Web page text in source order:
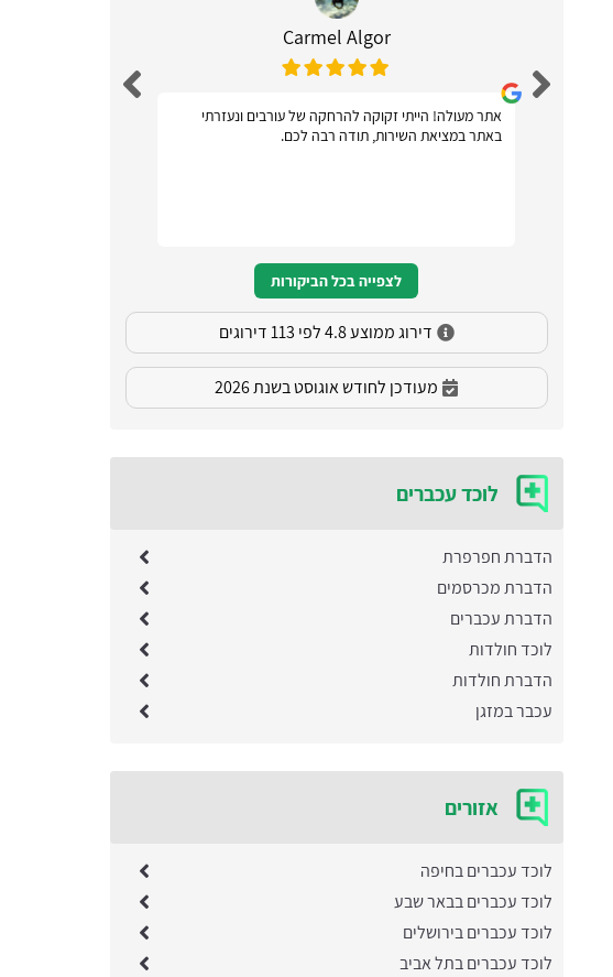
Carmel Algor
אתר מעולה! הייתי זקוקה להרחקה של עורבים ונעזרתי
באתר במציאת השירות, תודה רבה לכם.
לצפייה בכל הביקורות
דירוג ממוצע 4.8 לפי 113 דירוגים
מעודכן לחודש אוגוסט בשנת 2026
לוכד עכברים
הדברת חפרפרת
הדברת מכרסמים
הדברת עכברים
לוכד חולדות
הדברת חולדות
עכבר במזגן
אזורים
לוכד עכברים בחיפה
לוכד עכברים בבאר שבע
לוכד עכברים בירושלים
לוכד עכברים בתל אביב